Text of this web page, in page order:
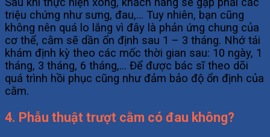
triệu chứng như sưng, đau,… Tuy nhiên, bạn cũng
không nên quá lo lắng vì đây là phản ứng chung của
cơ thể, cằm sẽ dần ổn định sau 1 – 3 tháng. Nhớ tái
khám định kỳ theo các mốc thời gian sau: 10 ngày, 1
tháng, 3 tháng, 6 tháng,… Để được bác sĩ theo dõi
quá trình hồi phục cũng như đảm bảo độ ổn định của
cằm.
4. Phẫu thuật trượt cằm có đau không?